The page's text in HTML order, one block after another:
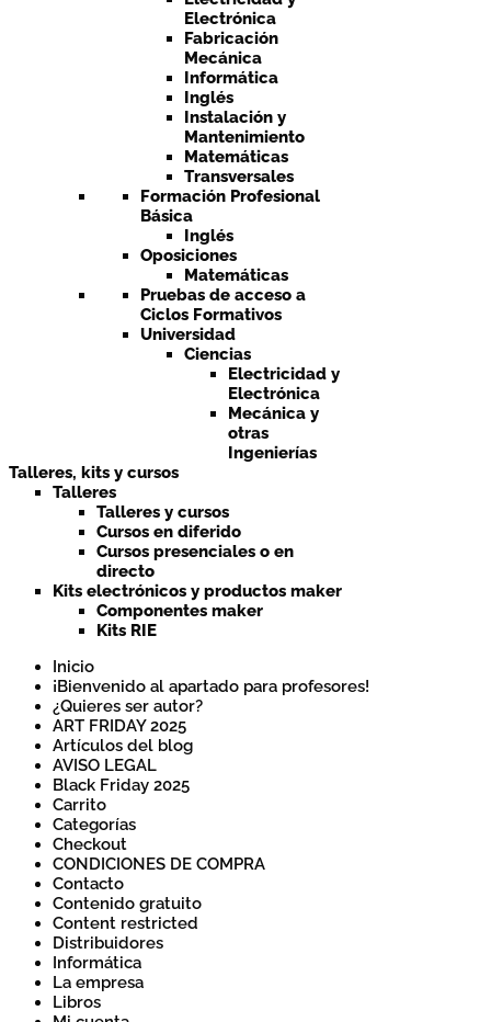
Electrónica
Fabricación
Mecánica
Informática
Inglés
Instalación y
Mantenimiento
Matemáticas
Transversales
Formación Profesional
Básica
Inglés
Oposiciones
Matemáticas
Pruebas de acceso a
Ciclos Formativos
Universidad
Ciencias
Electricidad y
Electrónica
Mecánica y
otras
Ingenierías
Talleres, kits y cursos
Talleres
Talleres y cursos
Cursos en diferido
Cursos presenciales o en
directo
Kits electrónicos y productos maker
Componentes maker
Kits RIE
Inicio
¡Bienvenido al apartado para profesores!
¿Quieres ser autor?
ART FRIDAY 2025
Artículos del blog
AVISO LEGAL
Black Friday 2025
Carrito
Categorías
Checkout
CONDICIONES DE COMPRA
Contacto
Contenido gratuito
Content restricted
Distribuidores
Informática
La empresa
Libros